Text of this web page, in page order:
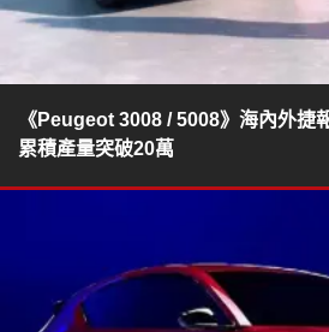
《Peugeot 3008 / 5008》海內外捷
累積產量突破20萬